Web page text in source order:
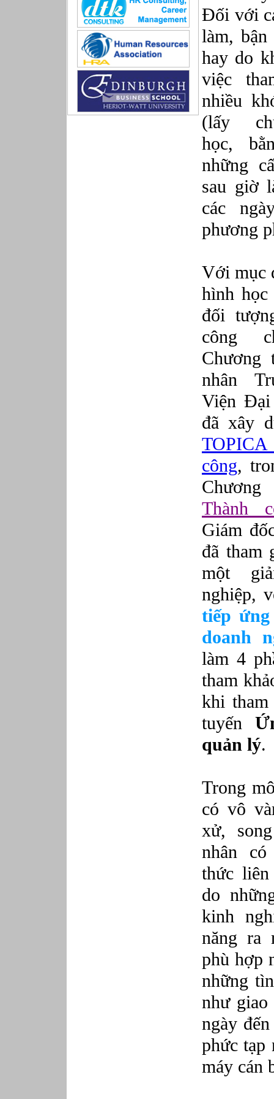
Sản xuất game online
Sở hữu công nghiệp
Tài chính
Thiết kế
Tiếp thị
Tổ chức Sản xuất
Truyền thông
Truyền thông, PR
Đối với
làm,
hay do
việc
nhiều
(lấy
học,
những
sau giờ
các
phương
Với mục
hình
đối
công
nhân
Viện
đã xây
TOPICA
công,
Thành
Giám
đã tham
một
nghiệp,
tiếp
doanh
làm 4
tham
khi
tuyến
quản lý.
Trong
có vô
xử,
nhân
thức
do
kinh
năng ra
phù hợp
những
như giao
ngày
phức tạp
máy cán